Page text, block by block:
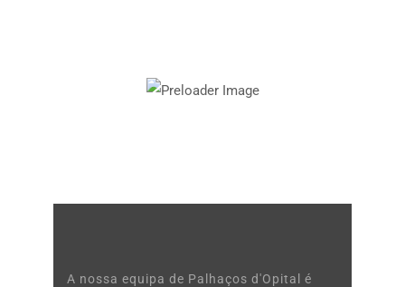
A nossa equipa de Palhaços d'Opital é